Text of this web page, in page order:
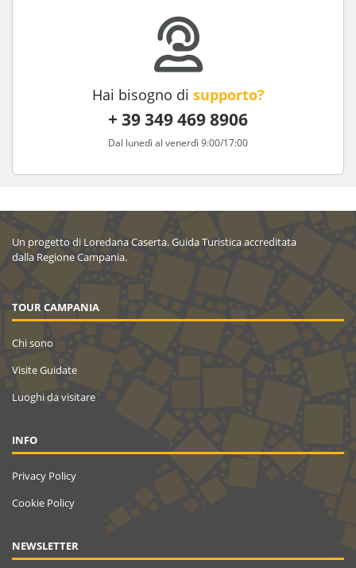
Hai bisogno di supporto?
+ 39 349 469 8906
Dal lunedì al venerdì 9:00/17:00
Un progetto di Loredana Caserta. Guida Turistica accreditata
dalla Regione Campania.
TOUR CAMPANIA
Chi sono
Visite Guidate
Luoghi da visitare
INFO
Privacy Policy
Cookie Policy
NEWSLETTER